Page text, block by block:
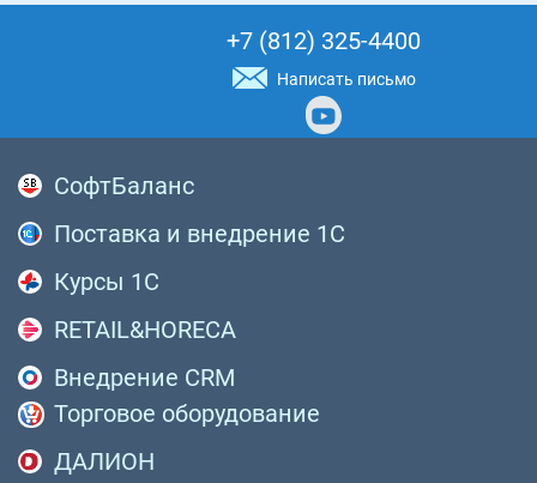
+7 (812) 325-4400
Написать письмо
СофтБаланс
Поставка и внедрение 1С
Курсы 1С
RETAIL&HORECA
Внедрение CRM
Торговое оборудование
ДАЛИОН